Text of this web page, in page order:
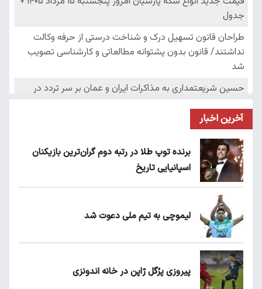
آخرین اخبار
برنده توپ طلا در رتبه دوم گران‌ترین بازیکنان
اسپانیایی تاریخ
لیموچی به تیم ملی دعوت شد
پیروزی پرُگل ژاپن در خانه اندونزی